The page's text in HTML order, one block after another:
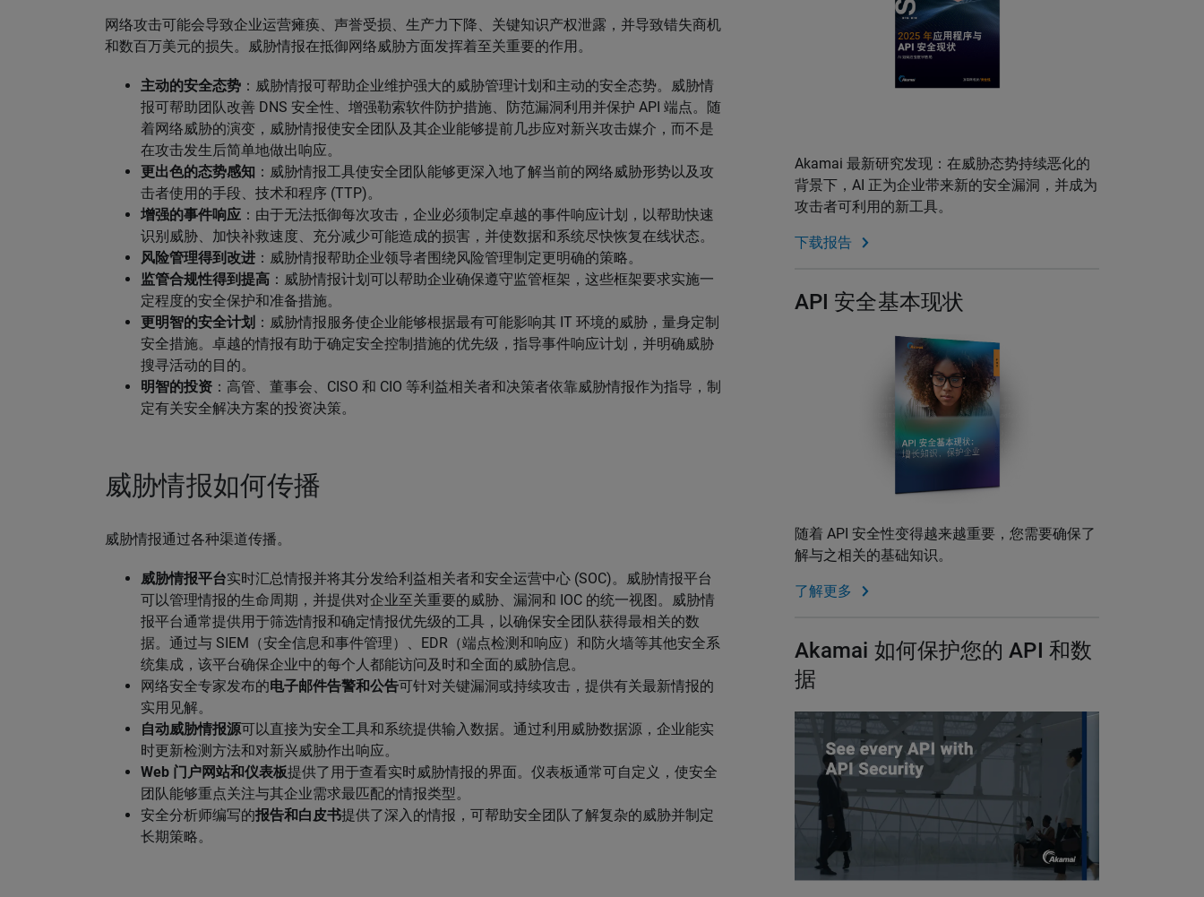
网络攻击可能会导致企业运营瘫痪、声誉受损、生产力下降、关键知识产权泄露，并导致错失商机
和数百万美元的损失。威胁情报在抵御网络威胁方面发挥着至关重要的作用。
主动的安全态势 ：威胁情报可帮助企业维护强大的威胁管理计划和主动的安全态势。威胁情
报可帮助团队改善 DNS 安全性、增强勒索软件防护措施、防范漏洞利用并保护 API 端点。随
着网络威胁的演变，威胁情报使安全团队及其企业能够提前几步应对新兴攻击媒介，而不是
在攻击发生后简单地做出响应。
更出色的态势感知 ：威胁情报工具使安全团队能够更深入地了解当前的网络威胁形势以及攻
击者使用的手段、技术和程序 (TTP)。
增强的事件响应 ：由于无法抵御每次攻击，企业必须制定卓越的事件响应计划，以帮助快速
识别威胁、加快补救速度、充分减少可能造成的损害，并使数据和系统尽快恢复在线状态。
风险管理得到改进 ：威胁情报帮助企业领导者围绕风险管理制定更明确的策略。
监管合规性得到提高 ：威胁情报计划可以帮助企业确保遵守监管框架，这些框架要求实施一
定程度的安全保护和准备措施。
更明智的安全计划 ：威胁情报服务使企业能够根据最有可能影响其 IT 环境的威胁，量身定制
安全措施。卓越的情报有助于确定安全控制措施的优先级，指导事件响应计划，并明确威胁
搜寻活动的目的。
明智的投资 ：高管、董事会、CISO 和 CIO 等利益相关者和决策者依靠威胁情报作为指导，制
定有关安全解决方案的投资决策。
威胁情报如何传播
威胁情报通过各种渠道传播。
威胁情报平台实时汇总情报并将其分发给利益相关者和安全运营中心 (SOC)。威胁情报平台
可以管理情报的生命周期，并提供对企业至关重要的威胁、漏洞和 IOC 的统一视图。威胁情
报平台通常提供用于筛选情报和确定情报优先级的工具，以确保安全团队获得最相关的数
据。通过与 SIEM（安全信息和事件管理）、EDR（端点检测和响应）和防火墙等其他安全系
统集成，该平台确保企业中的每个人都能访问及时和全面的威胁信息。
网络安全专家发布的电子邮件告警和公告可针对关键漏洞或持续攻击，提供有关最新情报的
实用见解。
自动威胁情报源可以直接为安全工具和系统提供输入数据。通过利用威胁数据源，企业能实
时更新检测方法和对新兴威胁作出响应。
Web 门户网站和仪表板提供了用于查看实时威胁情报的界面。仪表板通常可自定义，使安全
团队能够重点关注与其企业需求最匹配的情报类型。
安全分析师编写的报告和白皮书提供了深入的情报，可帮助安全团队了解复杂的威胁并制定
长期策略。
Akamai 最新研究发现：在威胁态势持续恶化的
背景下，AI 正为企业带来新的安全漏洞，并成为
攻击者可利用的新工具。
下载报告
API 安全基本现状
随着 API 安全性变得越来越重要，您需要确保了
解与之相关的基础知识。
了解更多
Akamai 如何保护您的 API 和数
据